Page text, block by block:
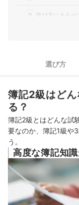
2 学び方にあわ
5 複数のテキス
簿記2級のテキスト全
簿記の勉強や試験に役
簿記2級のテキストの
選び方
簿記2級はど
る？
簿記2級とはどんな試
要なのか、簿記1級や
う。
高度な簿記知